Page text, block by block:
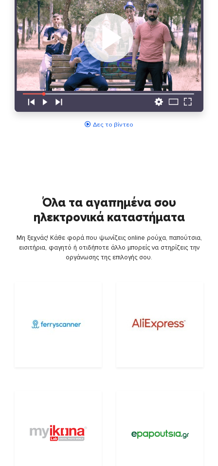
Δες το βίντεο
Όλα τα αγαπημένα σου
ηλεκτρονικά καταστήματα
Μη ξεχνάς! Κάθε φορά που ψωνίζεις online ρούχα, παπούτσια,
εισιτήρια, φαγητό ή οτιδήποτε άλλο μπορείς να στηρίζεις την
οργάνωσης της επιλογής σου.